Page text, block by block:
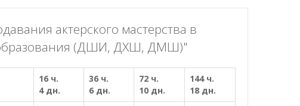
актерского мастерства в
образования (ДШИ, ДХШ, ДМШ)"
16 ч.
4 дн.
36 ч.
6 дн.
72 ч.
10 дн.
144 ч.
18 дн.